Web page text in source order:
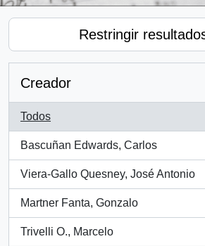
Restringir
Creador
Todos
Bascuñan Edwards, Carlos
, 941 resultados
Viera-Gallo Quesney, José Antonio
, 60 resultados
Martner Fanta, Gonzalo
, 59 resultados
Trivelli O., Marcelo
, 34 resultados